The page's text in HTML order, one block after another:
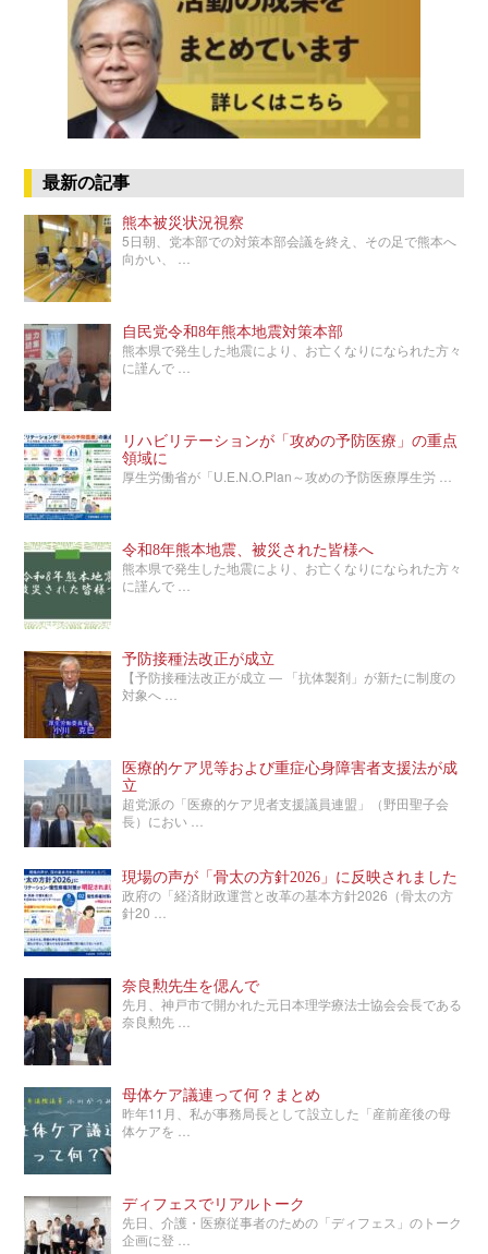
最新の記事
熊本被災状況視察
5日朝、党本部での対策本部会議を終え、その足で熊本へ
向かい、 …
自民党令和8年熊本地震対策本部
熊本県で発生した地震により、お亡くなりになられた方々
に謹んで …
リハビリテーションが「攻めの予防医療」の重点
領域に
厚生労働省が「U.E.N.O.Plan～攻めの予防医療厚生労 …
令和8年熊本地震、被災された皆様へ
熊本県で発生した地震により、お亡くなりになられた方々
に謹んで …
予防接種法改正が成立
【予防接種法改正が成立 ― 「抗体製剤」が新たに制度の
対象へ …
医療的ケア児等および重症心身障害者支援法が成
立
超党派の「医療的ケア児者支援議員連盟」（野田聖子会
長）におい …
現場の声が「骨太の方針2026」に反映されました
政府の「経済財政運営と改革の基本方針2026（骨太の方
針20 …
奈良勲先生を偲んで
先月、神戸市で開かれた元日本理学療法士協会会長である
奈良勲先 …
母体ケア議連って何？まとめ
昨年11月、私が事務局長として設立した「産前産後の母
体ケアを …
ディフェスでリアルトーク
先日、介護・医療従事者のための「ディフェス」のトーク
企画に登 …